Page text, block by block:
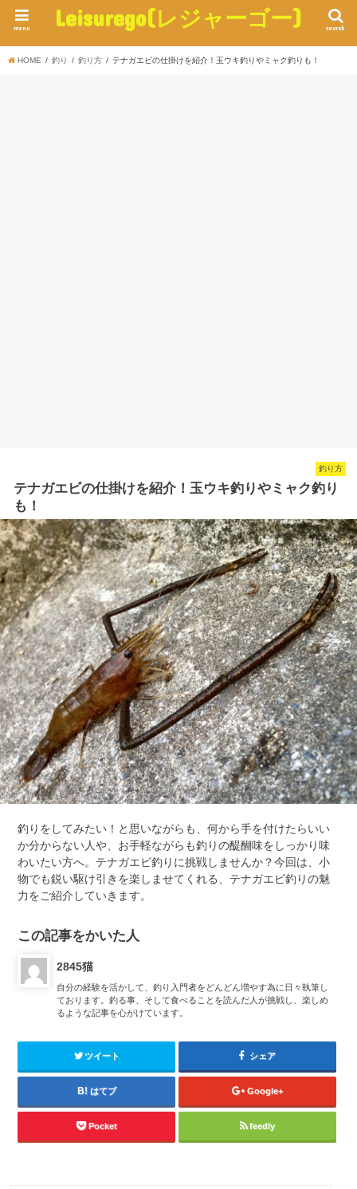
Leisurego(レジャーゴー) search
menu
HOME 釣り 釣り方 テナガエビの仕掛けを紹介！玉ウキ釣りやミャク釣りも！
釣り方
テナガエビの仕掛けを紹介！玉ウキ釣りやミャク釣り
も！
釣りをしてみたい！と思いながらも、何から手を付けたらいい
か分からない人や、お手軽ながらも釣りの醍醐味をしっかり味
わいたい方へ。テナガエビ釣りに挑戦しませんか？今回は、小
物でも鋭い駆け引きを楽しませてくれる、テナガエビ釣りの魅
力をご紹介していきます。
この記事をかいた人
2845猫
自分の経験を活かして、釣り入門者をどんどん増やす為に日々執筆し
ております。釣る事、そして食べることを読んだ人が挑戦し、楽しめ
るような記事を心がけています。
ツイート シェア
はてブ Google+
Pocket feedly